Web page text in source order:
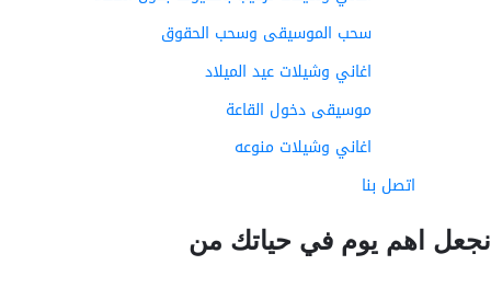
سحب الموسيقى وسحب الحقوق
اغاني وشيلات عيد الميلاد
موسيقى دخول القاعة
اغاني وشيلات منوعه
اتصل بنا
اهم يوم في حياتك من